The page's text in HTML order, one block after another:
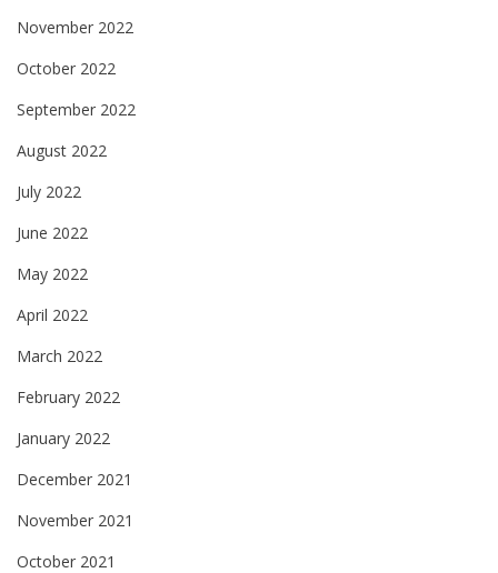
November 2022
October 2022
September 2022
August 2022
July 2022
June 2022
May 2022
April 2022
March 2022
February 2022
January 2022
December 2021
November 2021
October 2021